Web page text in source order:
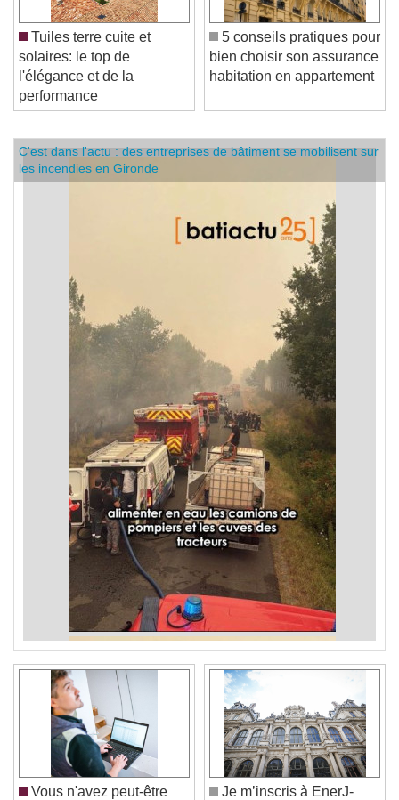
Tuiles terre cuite et
solaires: le top de
l'élégance et de la
performance
5 conseils pratiques pour
bien choisir son assurance
habitation en appartement
C'est dans l'actu : des entreprises de bâtiment se mobilisent sur
les incendies en Gironde
Vous n'avez peut-être
Je m’inscris à EnerJ-